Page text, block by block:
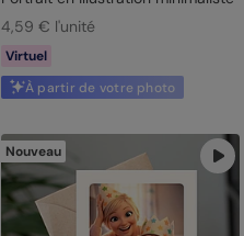
4,59 € l'unité
Virtuel
À partir de votre photo
Nouveau